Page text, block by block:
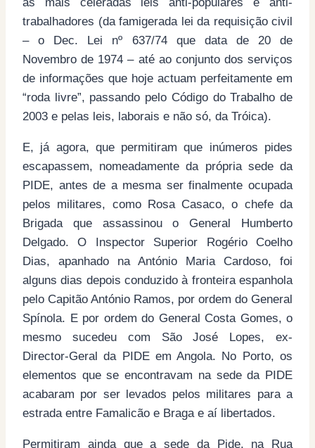
trabalhadores (da famigerada lei da requisição civil
– o Dec. Lei nº 637/74 que data de 20 de
Novembro de 1974 – até ao conjunto dos serviços
de informações que hoje actuam perfeitamente em
“roda livre”, passando pelo Código do Trabalho de
2003 e pelas leis, laborais e não só, da Tróica).
E, já agora, que permitiram que inúmeros pides
escapassem, nomeadamente da própria sede da
PIDE, antes de a mesma ser finalmente ocupada
pelos militares, como Rosa Casaco, o chefe da
Brigada que assassinou o General Humberto
Delgado. O Inspector Superior Rogério Coelho
Dias, apanhado na António Maria Cardoso, foi
alguns dias depois conduzido à fronteira espanhola
pelo Capitão António Ramos, por ordem do General
Spínola. E por ordem do General Costa Gomes, o
mesmo sucedeu com São José Lopes, ex-
Director-Geral da PIDE em Angola. No Porto, os
elementos que se encontravam na sede da PIDE
acabaram por ser levados pelos militares para a
estrada entre Famalicão e Braga e aí libertados.
Permitiram ainda que a sede da Pide, na Rua